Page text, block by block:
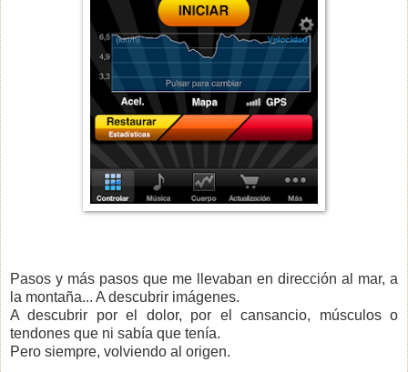
Pasos y más pasos que me llevaban en dirección al mar, a
la montaña... A descubrir imágenes.
A descubrir por el dolor, por el cansancio, músculos o
tendones que ni sabía que tenía.
Pero siempre, volviendo al origen.